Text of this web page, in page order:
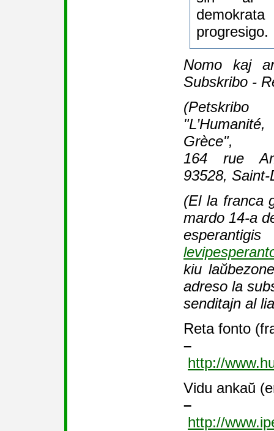
progresigo.
Nomo kaj
Subskribo -
Grèce",
164 rue
93528,
(El la franca
mardo 14-a
kiu
adreso la
senditajn al
Reta fonto
–
http://
Vidu ankaŭ
–
http://